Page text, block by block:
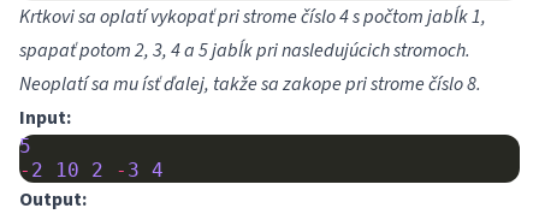
Krtkovi sa oplatí vykopať pri strome číslo 4 s počtom jabĺk 1,
spapať potom 2, 3, 4 a 5 jabĺk pri nasledujúcich stromoch.
Neoplatí sa mu ísť ďalej, takže sa zakope pri strome číslo 8.
Input:
5
- 2 10 2 - 3 4
Output: